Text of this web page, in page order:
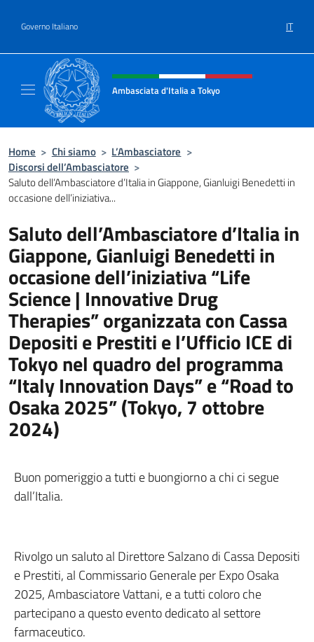
Governo Italiano IT
Intestazione sito, social e menù
Ambasciata d'Italia a Tokyo
Home > Chi siamo > L’Ambasciatore >
Discorsi dell’Ambasciatore >
Saluto dell’Ambasciatore d’Italia in Giappone, Gianluigi Benedetti in
occasione dell’iniziativa...
Saluto dell’Ambasciatore d’Italia in
Giappone, Gianluigi Benedetti in
occasione dell’iniziativa “Life
Science | Innovative Drug
Therapies” organizzata con Cassa
Depositi e Prestiti e l’Ufficio ICE di
Tokyo nel quadro del programma
“Italy Innovation Days” e “Road to
Osaka 2025” (Tokyo, 7 ottobre
2024)
Buon pomeriggio a tutti e buongiorno a chi ci segue
dall’Italia.
Rivolgo un saluto al Direttore Salzano di Cassa Depositi
e Prestiti, al Commissario Generale per Expo Osaka
2025, Ambasciatore Vattani, e a tutti coloro che
partecipano a questo evento dedicato al settore
farmaceutico.